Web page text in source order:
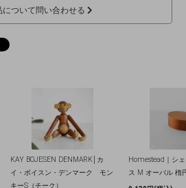
について問い合わせる
KAY BOJESEN DENMARK│カ
イ・ボイスン・デンマーク モン
キーS（チーク）
Homestead｜シ
ス M オーバル 楕